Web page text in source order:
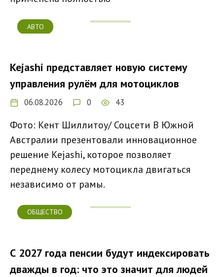
АВТО
Kejashi представляет новую систему
управления рулём для мотоциклов
06.08.2026 0 43
Фото: Кент Шиллитоу/ Соцсети В Южной
Австралии презентовали инновационное
решение Kejashi, которое позволяет
переднему колесу мотоцикла двигаться
независимо от рамы.
ОБЩЕСТВО
С 2027 года пенсии будут индексировать
дважды в год: что это значит для людей